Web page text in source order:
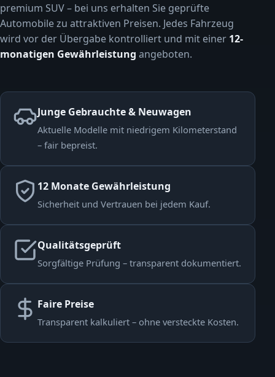
premium SUV – bei uns erhalten Sie geprüfte
Automobile zu attraktiven Preisen. Jedes Fahrzeug
wird vor der Übergabe kontrolliert und mit einer 12-
monatigen Gewährleistung angeboten.
Junge Gebrauchte & Neuwagen
Aktuelle Modelle mit niedrigem Kilometerstand
– fair bepreist.
12 Monate Gewährleistung
Sicherheit und Vertrauen bei jedem Kauf.
Qualitätsgeprüft
Sorgfältige Prüfung – transparent dokumentiert.
Faire Preise
Transparent kalkuliert – ohne versteckte Kosten.